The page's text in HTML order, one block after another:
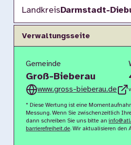
LandkreisDarmstadt-
Verwaltungsseite
Gemeinde
Groß-Bieberau
www.gross-bieberau.de
* Diese Wertung ist eine
Messung. Wenn Sie zwischenzeitlich
dann schreiben Sie uns bitte an
barrierefreiheit.de. Wir aktualisieren den